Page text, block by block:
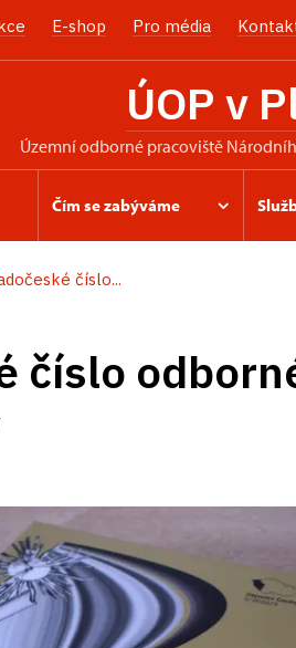
E-shop Pro média
ÚOP v
územní odborné pracoviště
Čím se zabýváme
číslo...
číslo